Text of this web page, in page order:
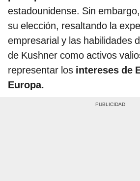
estadounidense. Sin
su elección, resaltando la
empresarial y las habilidades
de Kushner como activos
representar los intereses de
Europa.